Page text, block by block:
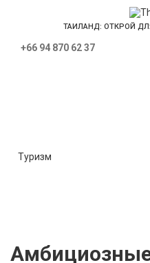
ТАИЛАНД: ОТКРОЙ
+66 94 870 62 37
Туризм